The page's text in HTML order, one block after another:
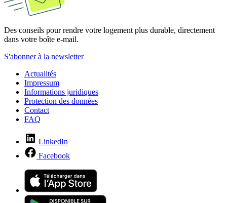
Des conseils pour rendre votre logement plus durable, directement
dans votre boîte e-mail.
S'abonner à la newsletter
Actualités
Impressum
Informations juridiques
Protection des données
Contact
FAQ
LinkedIn
Facebook